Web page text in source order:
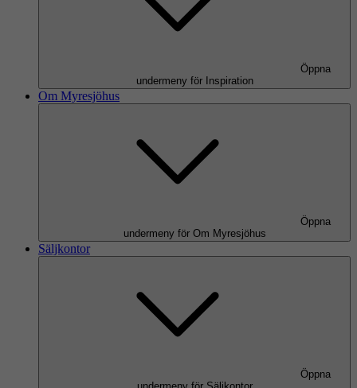
Öppna
undermeny för Inspiration
Om Myresjöhus
Öppna
undermeny för Om Myresjöhus
Säljkontor
Öppna